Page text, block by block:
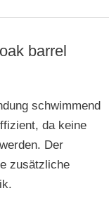
barrel
schwimmend
da keine
Der
zusätzliche